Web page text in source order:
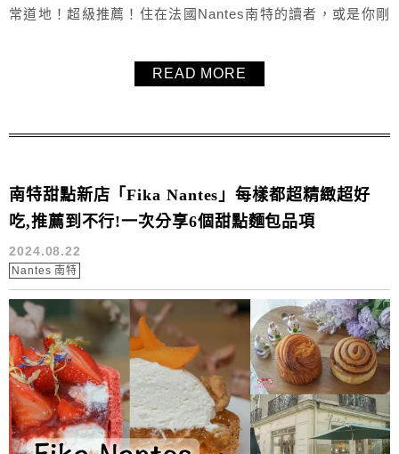
常道地！超級推薦！住在法國Nantes南特的讀者，或是你剛
READ MORE
南特甜點新店「Fika Nantes」每樣都超精緻超好
吃,推薦到不行!一次分享6個甜點麵包品項
2024.08.22
Nantes 南特